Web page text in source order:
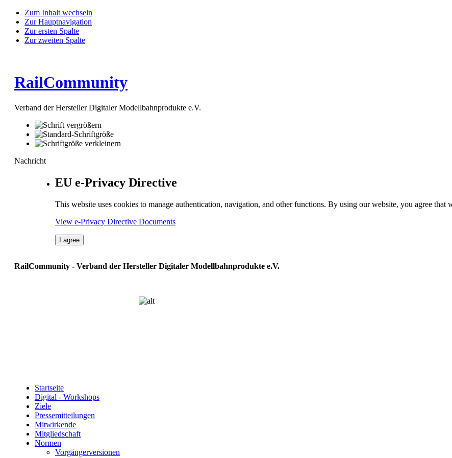
Zum Inhalt wechseln
Zur Hauptnavigation
Zur ersten Spalte
Zur zweiten Spalte
RailCommunity
Verband der Hersteller Digitaler Modellbahnprodukte e.V.
Nachricht
EU e-Privacy Directive
This website uses cookies to manage authentication, navigation, and other functions. By using our website, you agree that
View e-Privacy Directive Documents
I agree
RailCommunity - Verband der Hersteller Digitaler Modellbahnprodukte e.V.
Startseite
Digital - Workshops
Ziele
Pressemitteilungen
Mitwirkende
Mitgliedschaft
Normen
Vorgängerversionen